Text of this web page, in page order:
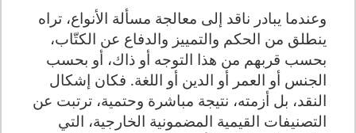
وعندما يبادر ناقد إلى معالجة مسألة الأنواع، تراه
ينطلق من الحكم والتمييز والدفاع عن الكتّاب،
بحسب قربهم من هذا التوجه أو ذاك، أو بحسب
الجنس أو العمر أو الدين أو اللغة. فكان إشكال
النقد، بل أزمته، نتيجة مباشرة وحتمية، ترتبت عن
التصنيفات القيمية المضمونية الخارجية، التي